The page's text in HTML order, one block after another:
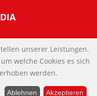
unserer Leistungen.
welche Cookies es sich
werden.
Ablehnen Akzeptieren